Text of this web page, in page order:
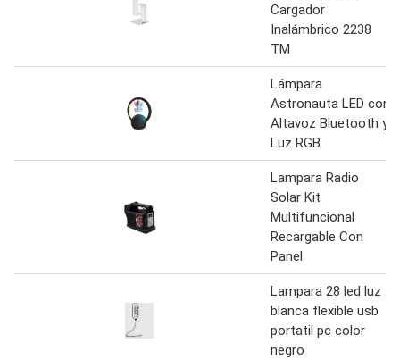
Cargador
Inalámbrico 2238
TM
Lámpara
Astronauta LED con
Altavoz Bluetooth y
Luz RGB
Lampara Radio
Solar Kit
Multifuncional
Recargable Con
Panel
Lampara 28 led luz
blanca flexible usb
portatil pc color
negro